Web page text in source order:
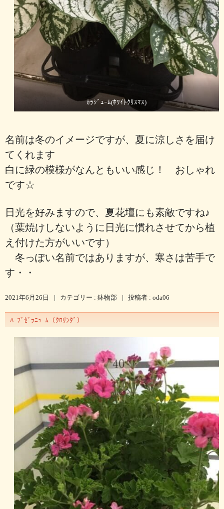
ｶﾗｼﾞｭｰﾑ(ﾎﾜｲﾄｸﾘｽﾏｽ)
名前は冬のイメージですが、夏に涼しさを届け
てくれます
白に緑の模様がなんともいい感じ！ おしゃれ
です☆
日光を好みますので、夏花壇にも素敵ですね♪
（葉焼けしないように日光に慣れさせてから植
え付けた方がいいです）
冬っぽい名前ではありますが、寒さは苦手で
す・・
2021年6月26日 | カテゴリー : 鉢物部 | 投稿者 : oda06
ﾊｰﾌﾞｾﾞﾗﾆｭｰﾑ（ｸﾛﾘﾝﾀﾞ）